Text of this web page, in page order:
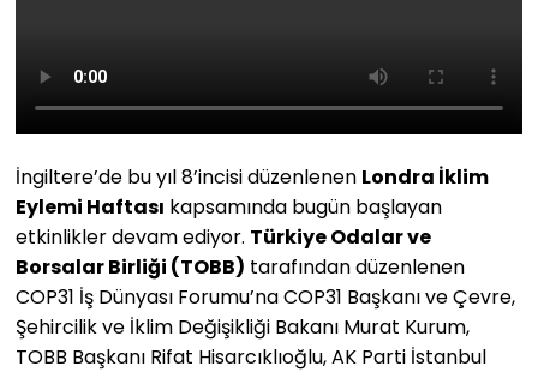
İngiltere’de bu yıl 8’incisi düzenlenen Londra İklim
Eylemi Haftası kapsamında bugün başlayan
etkinlikler devam ediyor. Türkiye Odalar ve
Borsalar Birliği (TOBB) tarafından düzenlenen
COP31 İş Dünyası Forumu’na COP31 Başkanı ve Çevre,
Şehircilik ve İklim Değişikliği Bakanı Murat Kurum,
TOBB Başkanı Rifat Hisarcıklıoğlu, AK Parti İstanbul